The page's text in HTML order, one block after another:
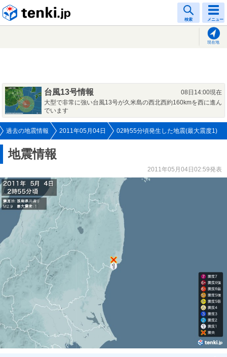
検索 メニュー
現在地
台風13号情報
08日14:00現在
大型で非常に強い台風13号が久米島の西北西約160kmを西に進ん
でいます
過去の地震情報 2011年05月04日 02時55分頃発生した地震(最大震度1)
地震情報
2011年05月04日02:59発表